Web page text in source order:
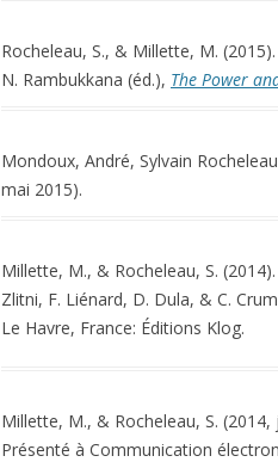
Rocheleau, S., & Millette, M.
N. Rambukkana (éd.), The Power
Mondoux, André, Sylvain
mai 2015).
Millette, M., & Rocheleau, S.
Zlitni, F. Liénard, D. Dula, & C.
Le Havre, France: Éditions Klog.
Millette, M., & Rocheleau, S. (2014,
Présenté à Communication